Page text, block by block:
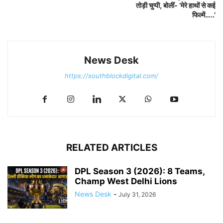
तोड़ी चुप्पी, बोलीं- ‘मेरे हाथों से कई
फिल्में…..’
News Desk
https://southblockdigital.com/
RELATED ARTICLES
DPL Season 3 (2026): 8 Teams,
Champ West Delhi Lions
News Desk - July 31, 2026